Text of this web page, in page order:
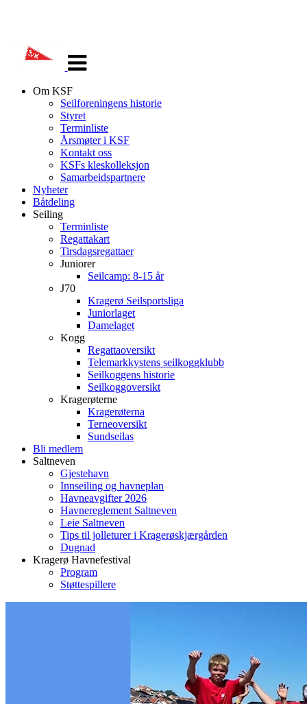
navigasjon
Om KSF
Seilforeningens historie
Styret
Terminliste
Årsmøter i KSF
Kontakt oss
KSFs kleskolleksjon
Samarbeidspartnere
Nyheter
Båtdeling
Seiling
Terminliste
Regattakart
Tirsdagsregattaer
Juniorer
Seilcamp: 8-15 år
J70
Kragerø Seilsportsliga
Juniorlaget
Damelaget
Kogg
Regattaoversikt
Telemarkkystens seilkoggklubb
Seilkoggens historie
Seilkoggoversikt
Kragerøterne
Kragerøterna
Terneoversikt
Sundseilas
Bli medlem
Saltneven
Gjestehavn
Innseiling og havneplan
Havneavgifter 2026
Havnereglement Saltneven
Leie Saltneven
Tips til jolleturer i Kragerøskjærgården
Dugnad
Kragerø Havnefestival
Program
Støttespillere